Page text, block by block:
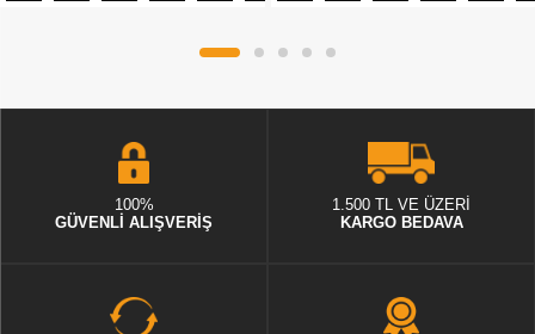
100%
GÜVENLİ ALIŞVERİŞ
1.500 TL VE ÜZERİ
KARGO BEDAVA